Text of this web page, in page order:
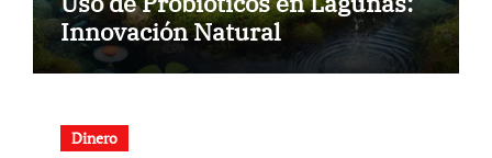
Innovación Natural
Dinero